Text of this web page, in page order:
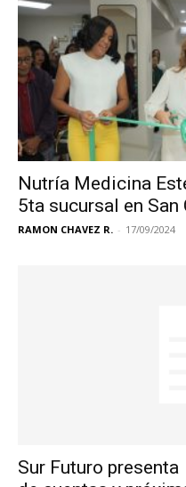
Nutría Medicina
5ta sucursal en San
RAMON CHAVEZ R. - 17/09/2024
Sur Futuro